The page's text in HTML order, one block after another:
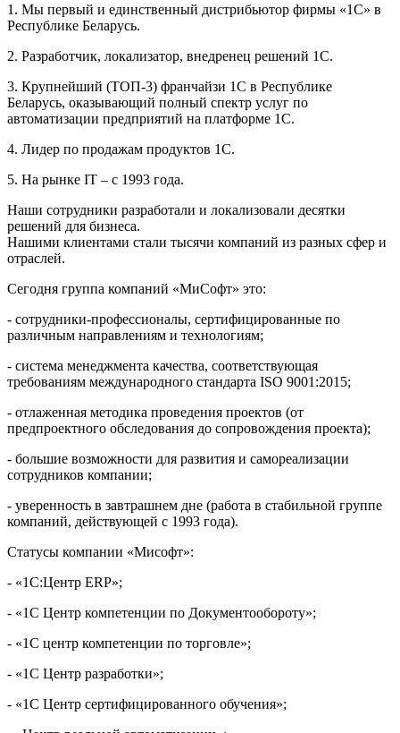
1. Мы первый и единственный дистрибьютор фирмы «1С» в
Республике Беларусь.
2. Разработчик, локализатор, внедренец решений 1С.
3. Крупнейший (ТОП-3) франчайзи 1С в Республике
Беларусь, оказывающий полный спектр услуг по
автоматизации предприятий на платформе 1С.
4. Лидер по продажам продуктов 1С.
5. На рынке IT – с 1993 года.
Наши сотрудники разработали и локализовали десятки
решений для бизнеса.
Нашими клиентами стали тысячи компаний из разных сфер и
отраслей.
Сегодня группа компаний «МиСофт» это:
- сотрудники-профессионалы, сертифицированные по
различным направлениям и технологиям;
- система менеджмента качества, соответствующая
требованиям международного стандарта ISO 9001:2015;
- отлаженная методика проведения проектов (от
предпроектного обследования до сопровождения проекта);
- большие возможности для развития и самореализации
сотрудников компании;
- уверенность в завтрашнем дне (работа в стабильной группе
компаний, действующей с 1993 года).
Статусы компании «Мисофт»:
- «1С:Центр ERP»;
- «1С Центр компетенции по Документообороту»;
- «1С центр компетенции по торговле»;
- «1С Центр разработки»;
- «1С Центр сертифицированного обучения»;